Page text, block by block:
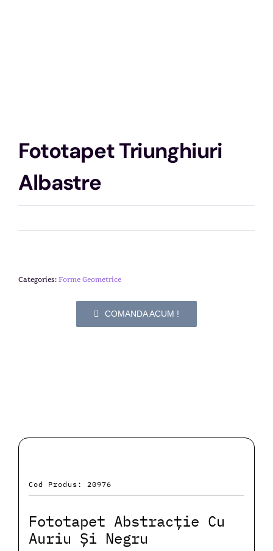
Fototapet Triunghiuri
Albastre
Categories:Forme Geometrice
COMANDA ACUM !
Cod Produs: 20976
Fototapet Abstracție Cu
Auriu Și Negru